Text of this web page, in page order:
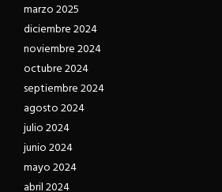
marzo 2025
diciembre 2024
noviembre 2024
octubre 2024
septiembre 2024
agosto 2024
julio 2024
junio 2024
mayo 2024
abril 2024